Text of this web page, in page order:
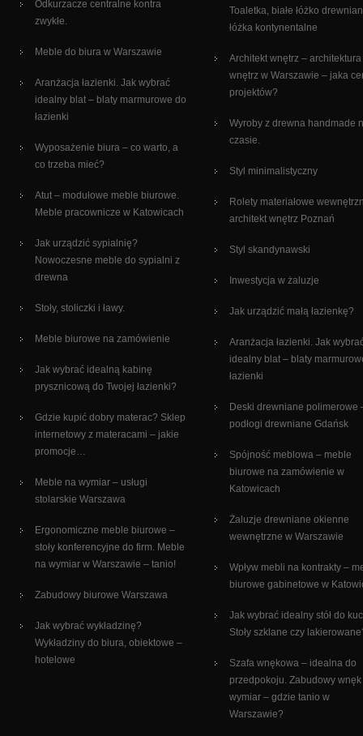
Odkurzacze centralne kontra
zwykłe.
Meble do biura w Warszawie
Aranżacja łazienki. Jak wybrać
idealny blat – blaty marmurowe do
łazienki
Wyposażenie biura – co warto, a
co trzeba mieć?
Atut – modułowe meble biurowe.
Meble pracownicze w Katowicach
Jak urządzić sypialnię?
Nowoczesne meble do sypialni z
drewna
Stoły, stoliczki i ławy.
Meble biurowe na zamówienie
Jak wybrać idealną kabinę
prysznicową do Twojej łazienki?
Gdzie kupić dobry materac? Sklep
internetowy z materacami – jakie
promocje…
Meble na wymiar – usługi
stolarskie Warszawa
Ergonomiczne meble biurowe –
stoły konferencyjne do firm. Meble
na wymiar w Warszawie – tanio!
Zabudowy biurowe Warszawa
Jak wybrać wykładzinę?
Wykładziny do biura, obiektowe –
hotelowe
Toaletka, białe łóżko
łóżka kontynentalne
Architekt wnętrz – architektura
wnętrz w Warszawie – jaka
projektów?
Wyroby z drewna handmade
czasie.
Styl minimalistyczny
Rolety materiałowe
architekt wnętrz Poznań
Styl skandynawski
Inwestycja w żaluzje
Jak urządzić małą łazienkę?
Aranżacja łazienki. Jak
idealny blat – blaty
łazienki
Deski drewniane polimerowe
podłogi drewniane Gdańsk
Spójność meblowa – meble
biurowe na zamówienie w
Katowicach
Żaluzje drewniane okienne
wewnętrzne w Warszawie
Wpływ mebli na kontrakty –
biurowe gabinetowe w
Jak wybrać idealny stół do
Stoły szklane czy
Szafa wnękowa – idealna do
przedpokoju. Zabudowy
wymiar – gdzie tanio w
Warszawie?